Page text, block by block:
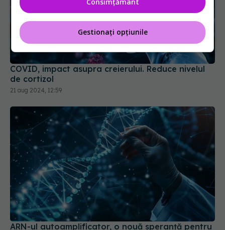
COVID, impact asupra creierului. Reduce nivelul
21 aug 2024, 12:59
ARN-ul autoamplificator, o nouă speranță pentru
vaccinurile COVID-19 și tratamentele pentru
cancer
Gestionați opțiunile